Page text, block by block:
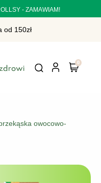
- ZAMAWIAM!
od 150zł
owocowo-